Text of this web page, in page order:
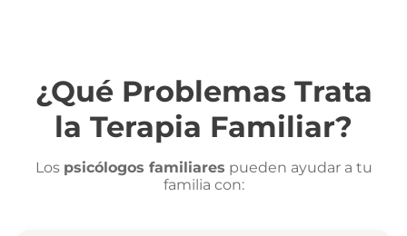
¿Qué Problemas Trata
la Terapia Familiar?
Los psicólogos familiares pueden ayudar a tu
familia con: